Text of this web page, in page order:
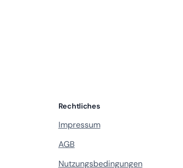
Rechtliches
Impressum
AGB
Nutzungsbedingungen